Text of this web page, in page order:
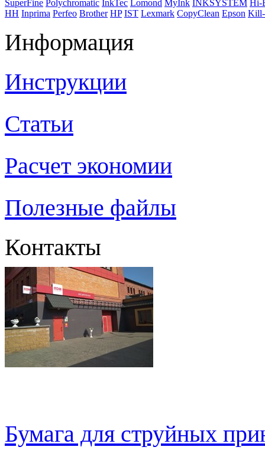
SuperFine Polychromatic InkTec Lomond MyInk INKSYSTEM Hi-
НН Inprima Perfeo Brother HP IST Lexmark CopyClean Epson
Информация
Инструкции
Статьи
Расчет экономии
Полезные файлы
Контакты
Бумага для струйных